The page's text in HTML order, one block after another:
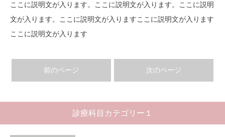
ここに説明文が入ります。ここに説明文が入ります。ここに説明
文が入ります。ここに説明文が入りますここに説明文が入ります
ここに説明文が入ります
前のページ 次のページ
診療科目カテゴリー１